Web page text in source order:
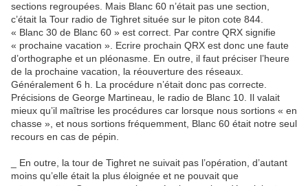
sections regroupées. Mais Blanc 60 n’était pas une section,
c’était la Tour radio de Tighret située sur le piton cote 844.
« Blanc 30 de Blanc 60 » est correct. Par contre QRX signifie
« prochaine vacation ». Ecrire prochain QRX est donc une faute
d’orthographe et un pléonasme. En outre, il faut préciser l’heure
de la prochaine vacation, la réouverture des réseaux.
Généralement 6 h. La procédure n’était donc pas correcte.
Précisions de George Martineau, le radio de Blanc 10. Il valait
mieux qu’il maîtrise les procédures car lorsque nous sortions « en
chasse », et nous sortions fréquemment, Blanc 60 était notre seul
recours en cas de pépin.
_ En outre, la tour de Tighret ne suivait pas l’opération, d’autant
moins qu’elle était la plus éloignée et ne pouvait que